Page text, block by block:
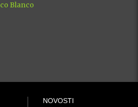
Blanco
NOVOSTI